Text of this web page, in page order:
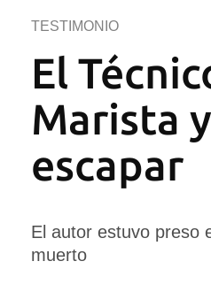
El
Marista
escapar
TESTIMONIO
El autor estuvo preso
muerto